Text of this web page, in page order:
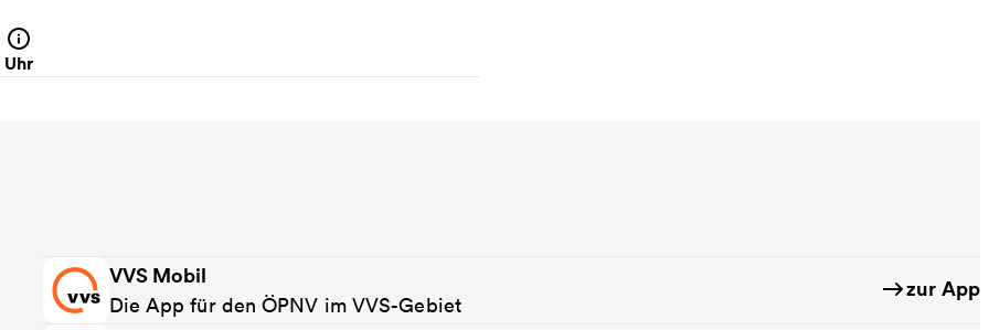
niedrigniedrigniedrig
Uhr
VVS Mobil
Die App für den ÖPNV im VVS-Gebiet
zur App